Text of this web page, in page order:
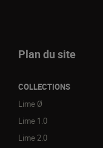
Plan du site
COLLECTIONS
Lime Ø
Lime 1.0
Lime 2.0